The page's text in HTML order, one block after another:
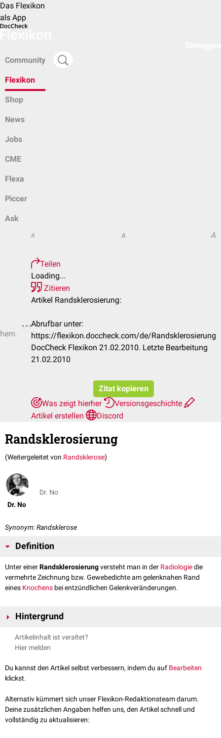
Das Flexikon
als App
Community
Flexikon
Shop
News
Jobs
CME
Flexa
Piccer
Ask
A A A
Teilen
Loading...
Zitieren
Artikel Randsklerosierung:
Abrufbar unter:
https://flexikon.doccheck.com/de/Randsklerosierung
DocCheck Flexikon 21.02.2010. Letzte Bearbeitung
21.02.2010
Zitat kopieren
Was zeigt hierher
Versionsgeschichte
Artikel erstellen
Discord
Randsklerosierung
(Weitergeleitet von Randsklerose)
Dr. No
Dr. No
Synonym: Randsklerose
Definition
Unter einerRandsklerosierungversteht man in der Radiologiedie
vermehrte Zeichnung bzw. Gewebedichte am gelenknahen Rand
eines Knochens bei entzündlichen Gelenkveränderungen.
Hintergrund
Eine Randsklerosierung weist auf entzündliche Umbauprozesse in der
betroffenen Knochenregion hin.
Artikelinhalt ist veraltet?
Hier melden
Du kannst den Artikel selbst verbessern, indem du auf Bearbeiten
klickst.
Alternativ kümmert sich unser Flexikon-Redaktionsteam darum.
Deine zusätzlichen Angaben helfen uns, den Artikel schnell und
vollständig zu aktualisieren: